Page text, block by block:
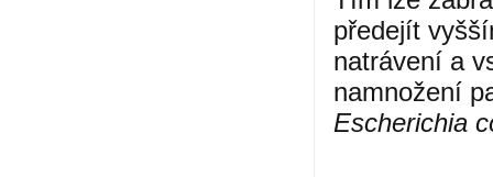
předejít
natrávení a
namnožení
Escherichia